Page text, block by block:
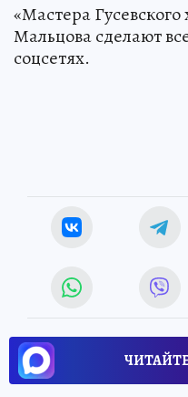
«Мастера Гусевского
Мальцова сделают
соцсетях.